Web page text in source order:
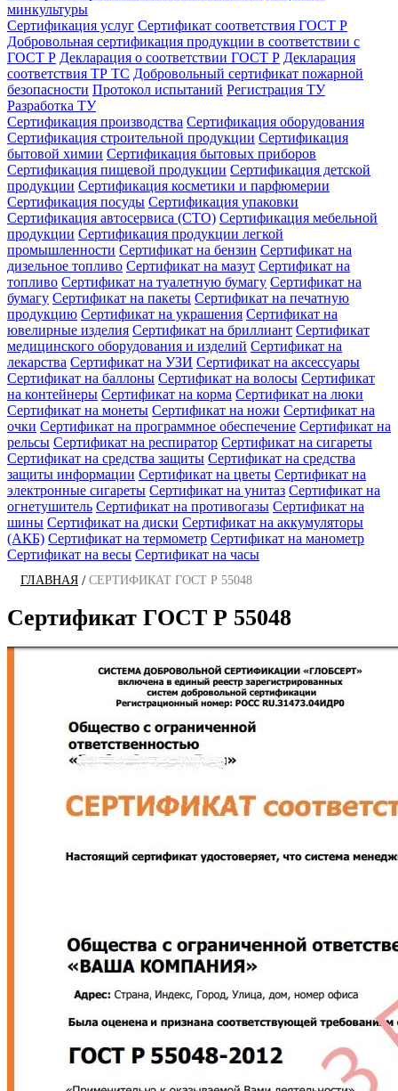
минкультуры
Сертификация услуг Сертификат соответствия ГОСТ Р
Добровольная сертификация продукции в соответствии с
ГОСТ Р Декларация о соответствии ГОСТ Р Декларация
соответствия ТР ТС Добровольный сертификат пожарной
безопасности Протокол испытаний Регистрация ТУ
Разработка ТУ
Сертификация производства Сертификация оборудования
Сертификация строительной продукции Сертификация
бытовой химии Сертификация бытовых приборов
Сертификация пищевой продукции Сертификация детской
продукции Сертификация косметики и парфюмерии
Сертификация посуды Сертификация упаковки
Сертификация автосервиса (СТО) Сертификация мебельной
продукции Сертификация продукции легкой
промышленности Сертификат на бензин Сертификат на
дизельное топливо Сертификат на мазут Сертификат на
топливо Сертификат на туалетную бумагу Сертификат на
бумагу Сертификат на пакеты Сертификат на печатную
продукцию Сертификат на украшения Сертификат на
ювелирные изделия Сертификат на бриллиант Сертификат
медицинского оборудования и изделий Сертификат на
лекарства Сертификат на УЗИ Сертификат на аксессуары
Сертификат на баллоны Сертификат на волосы Сертификат
на контейнеры Сертификат на корма Сертификат на люки
Сертификат на монеты Сертификат на ножи Сертификат на
очки Сертификат на программное обеспечение Сертификат на
рельсы Сертификат на респиратор Сертификат на сигареты
Сертификат на средства защиты Сертификат на средства
защиты информации Сертификат на цветы Сертификат на
электронные сигареты Сертификат на унитаз Сертификат на
огнетушитель Сертификат на противогазы Сертификат на
шины Сертификат на диски Сертификат на аккумуляторы
(АКБ) Сертификат на термометр Сертификат на манометр
Сертификат на весы Сертификат на часы
ГЛАВНАЯ / СЕРТИФИКАТ ГОСТ Р 55048
Сертификат ГОСТ Р 55048